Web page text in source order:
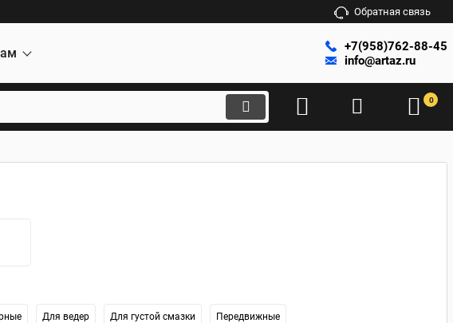
Обратная связь
+7(958)762-88-45
info@artaz.ru
0
Для ведер Для густой смазки Передвижные